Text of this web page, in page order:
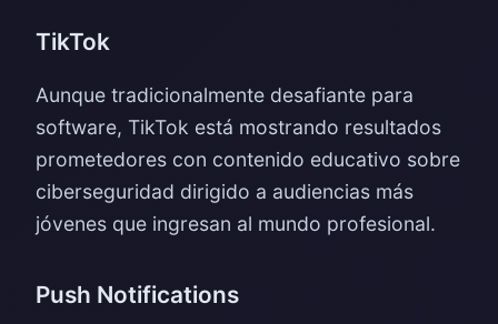
TikTok
Aunque tradicionalmente desafiante para
software, TikTok está mostrando resultados
prometedores con contenido educativo sobre
ciberseguridad dirigido a audiencias más
jóvenes que ingresan al mundo profesional.
Push Notifications